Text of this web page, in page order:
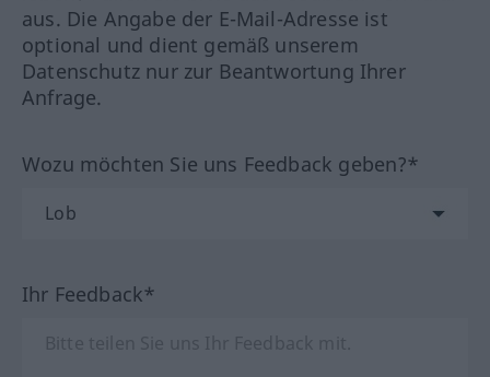
aus. Die Angabe der E-Mail-Adresse ist
optional und dient gemäß unserem
Datenschutz nur zur Beantwortung Ihrer
Anfrage.
Wozu möchten Sie uns Feedback geben?*
Ihr Feedback*